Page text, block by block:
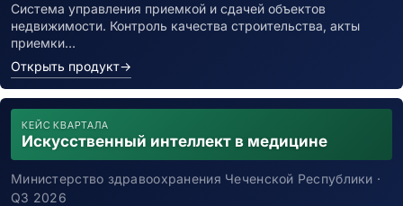
Система управления приемкой и сдачей объектов
недвижимости. Контроль качества строительства, акты
приемки…
Открыть продукт→
КЕЙС КВАРТАЛА
Искусственный интеллект в медицине
Министерство здравоохранения Чеченской Республики ·
Q3 2026